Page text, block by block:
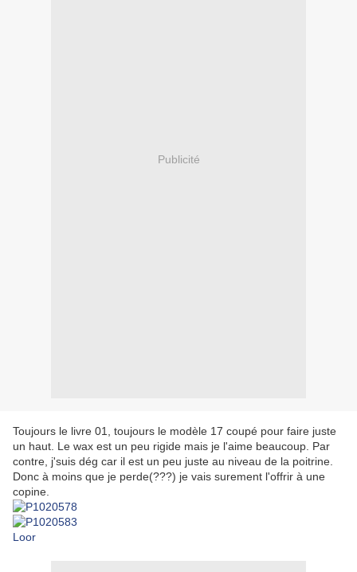
Publicité
Toujours le livre 01, toujours le modèle 17 coupé pour faire juste
un haut. Le wax est un peu rigide mais je l'aime beaucoup. Par
contre, j'suis dég car il est un peu juste au niveau de la poitrine.
Donc à moins que je perde(???) je vais surement l'offrir à une
copine.
Loor